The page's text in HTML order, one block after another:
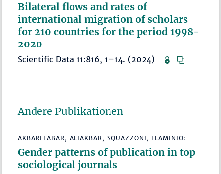
Bilateral flows and rates of
international migration of scholars
for 210 countries for the period 1998-
2020
Scientific Data 11:816, 1–14. (2024)
Andere Publikationen
AKBARITABAR, ALIAKBAR, SQUAZZONI, FLAMINIO:
Gender patterns of publication in top
sociological journals